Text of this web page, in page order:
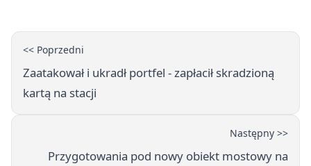
<< Poprzedni
Zaatakował i ukradł portfel - zapłacił skradzioną
kartą na stacji
Następny >>
Przygotowania pod nowy obiekt mostowy na